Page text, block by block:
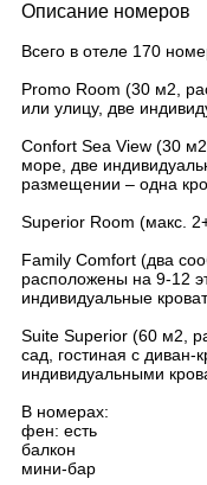
Описание номеров
Всего в отеле 170
Promo Room (30 м2,
или улицу, две
Confort Sea View (30
море, две
размещении – одна
Superior Room (макс.
Family Comfort (два
расположены на 9-12
индивидуальные
Suite Superior (60 м2,
сад, гостиная с диван-
индивидуальными
В номерах:
фен: есть
балкон
мини-бар